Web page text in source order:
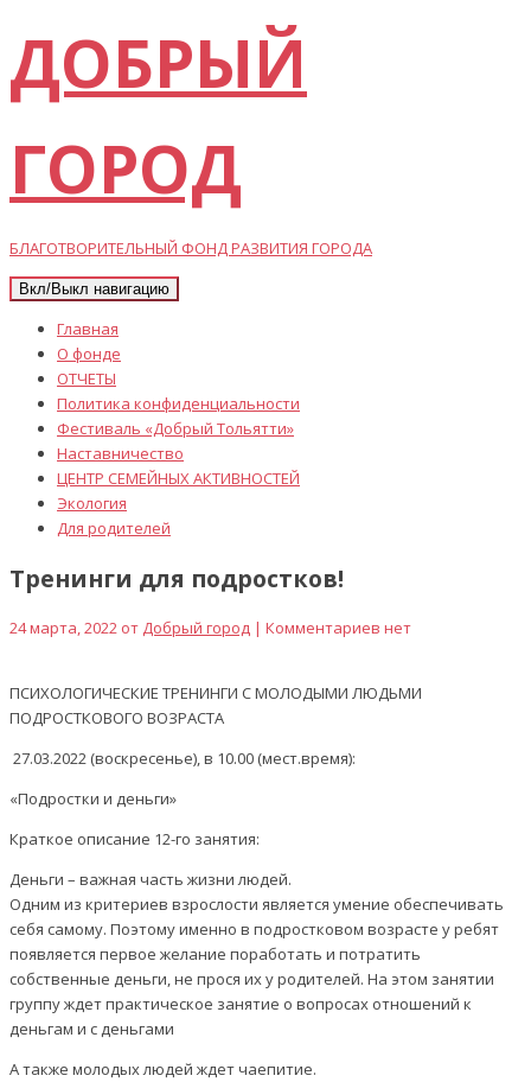
ДОБРЫЙ
ГОРОД
БЛАГОТВОРИТЕЛЬНЫЙ ФОНД РАЗВИТИЯ ГОРОДА
Вкл/Выкл навигацию
Главная
О фонде
ОТЧЕТЫ
Политика конфиденциальности
Фестиваль «Добрый Тольятти»
Наставничество
ЦЕНТР СЕМЕЙНЫХ АКТИВНОСТЕЙ
Экология
Для родителей
Тренинги для подростков!
24 марта, 2022 от Добрый город | Комментариев нет
ПСИХОЛОГИЧЕСКИЕ ТРЕНИНГИ С МОЛОДЫМИ ЛЮДЬМИ
ПОДРОСТКОВОГО ВОЗРАСТА
27.03.2022 (воскресенье), в 10.00 (мест.время):
«Подростки и деньги»
Краткое описание 12-го занятия:
Деньги – важная часть жизни людей.
Одним из критериев взрослости является умение обеспечивать
себя самому. Поэтому именно в подростковом возрасте у ребят
появляется первое желание поработать и потратить
собственные деньги, не прося их у родителей. На этом занятии
группу ждет практическое занятие о вопросах отношений к
деньгам и с деньгами
А также молодых людей ждет чаепитие.